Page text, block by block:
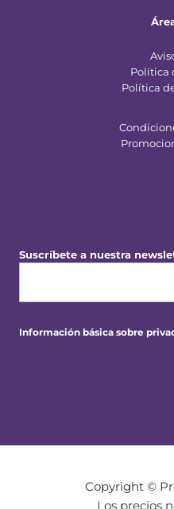
Política
Política
Suscríbete a nuestra
Información básica sobre
Copyright ©
Los precios